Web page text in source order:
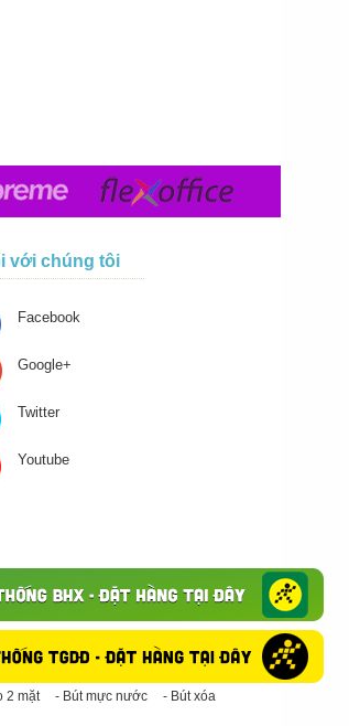
với chúng tôi
Facebook
Google+
Twitter
Youtube
A4
- Băng keo trong - Băng keo đục
A3 - Giấy vệ sinh
- Keo Silicone
2 mặt - Bút mực nước - Bút xóa